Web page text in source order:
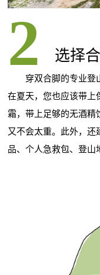
选择
穿双合脚的专业登山
在夏天，您也应该带上
霜，带上足够的无酒精
又不会太重。此外，还
品、个人急救包、登山